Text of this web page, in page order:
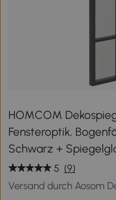
HOMCOM
Fensteroptik,
Schwarz +
5 (9)
Versand durch Aosom